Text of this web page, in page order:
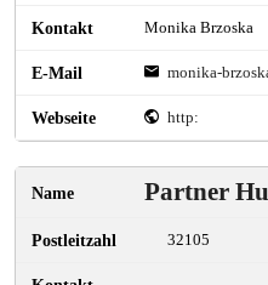
Monika Brzoska
monika-
http:
Partner
32105